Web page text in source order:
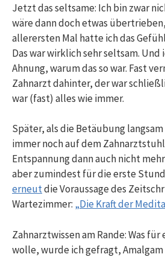
Jetzt das seltsame: Ich bin zwar
wäre dann doch etwas
allerersten Mal hatte ich das
Das war wirklich sehr seltsam. Und
Ahnung, warum das so war. Fast
Zahnarzt dahinter, der war
war (fast) alles wie immer.
Später, als die Betäubung
immer noch auf dem
Entspannung dann auch nicht
aber zumindest für die erste
erneutdie Voraussage des
Wartezimmer: „Die Kraft der
Zahnarztwissen am Rande: Was
wolle, wurde ich gefragt,